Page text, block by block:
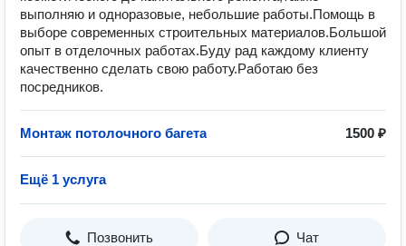
выполняю и одноразовые, небольшие работы.Помощь в
выборе современных строительных материалов.Большой
опыт в отделочных работах.Буду рад каждому клиенту
качественно сделать свою работу.Работаю без
посредников.
Монтаж потолочного багета 1500 ₽
Ещё 1 услуга
Позвонить Чат